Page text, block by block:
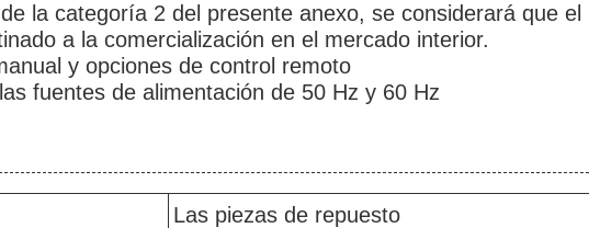
la categoría 2 del presente anexo, se considerará que
a la comercialización en el mercado interior.
y opciones de control remoto
fuentes de alimentación de 50 Hz y 60 Hz
Las piezas de repuesto